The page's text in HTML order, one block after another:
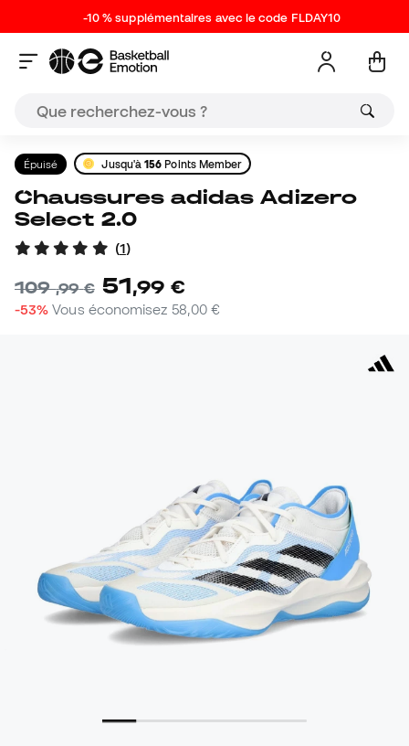
-10 % supplémentaires avec le code FLDAY10
Épuisé Jusqu'à156 Points Member
Chaussures adidas Adizero
Select 2.0
(1)
109,99 € 51,99 €
-53% Vous économisez 58,00 €